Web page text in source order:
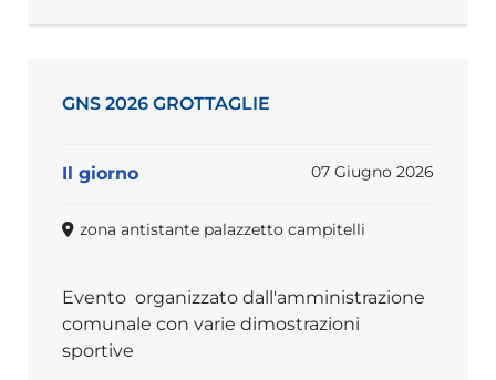
GNS 2026 GROTTAGLIE
Il giorno 07 Giugno 2026
zona antistante palazzetto campitelli
Evento organizzato dall'amministrazione
comunale con varie dimostrazioni
sportive